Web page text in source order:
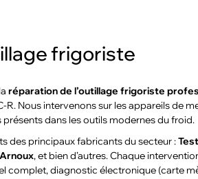
frigoriste
réparation de l’outillage frigoriste
R. Nous intervenons sur les appareils de
dans les outils modernes du froid.
des principaux fabricants du secteur :
, et bien d’autres. Chaque
complet, diagnostic électronique (carte